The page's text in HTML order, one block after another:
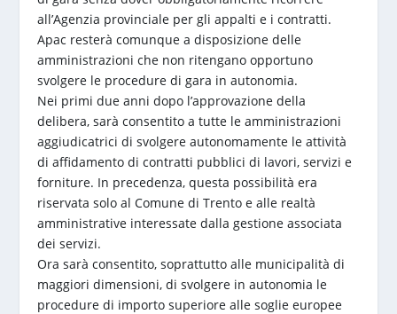
all’Agenzia provinciale per gli appalti e i contratti.
Apac resterà comunque a disposizione delle
amministrazioni che non ritengano opportuno
svolgere le procedure di gara in autonomia.
Nei primi due anni dopo l’approvazione della
delibera, sarà consentito a tutte le amministrazioni
aggiudicatrici di svolgere autonomamente le attività
di affidamento di contratti pubblici di lavori, servizi e
forniture. In precedenza, questa possibilità era
riservata solo al Comune di Trento e alle realtà
amministrative interessate dalla gestione associata
dei servizi.
Ora sarà consentito, soprattutto alle municipalità di
maggiori dimensioni, di svolgere in autonomia le
procedure di importo superiore alle soglie europee